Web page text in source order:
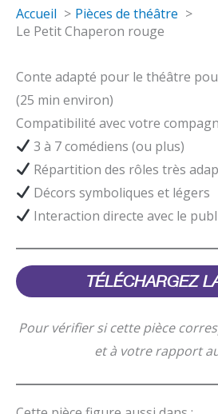
Accueil
Pièces de théâtre
Le Petit Chaperon rouge
Conte adapté pour le théâtre
(25 min environ)
Compatibilité avec votre
3 à 7 comédiens (ou plus)
Répartition des rôles très
Décors symboliques et légers
Interaction directe avec le
TÉLÉCHARGEZ
Pour vérifier si cette pièce
et à votre rapport